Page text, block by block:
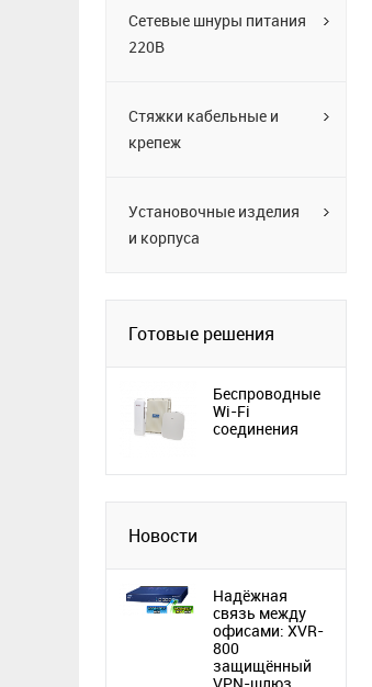
Сетевые шнуры питания
220В
Стяжки кабельные и
крепеж
Установочные изделия
и корпуса
Готовые решения
Беспроводные
Wi-Fi
соединения
Новости
Надёжная
связь между
офисами: XVR-
800
защищённый